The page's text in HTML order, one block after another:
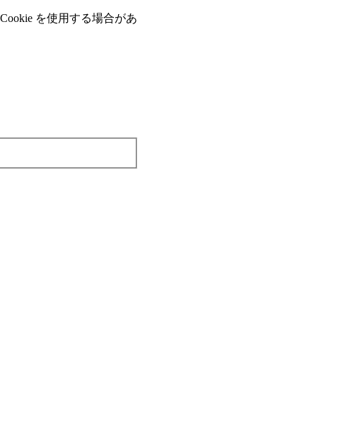
を使⽤する場合があ